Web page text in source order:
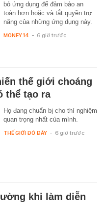
bỏ ứng dụng để đảm bảo an
toàn hơn hoặc và tắt quyền trợ
năng của những ứng dụng này.
MONEY.14 - 6 giờ trước
thế giới choáng
thể tạo ra
Họ đang chuẩn bị cho thí nghiệm
quan trọng nhất của mình.
THẾ GIỚI ĐÓ ĐÂY - 6 giờ trước
khi làm diễn